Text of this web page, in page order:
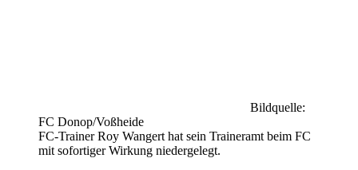
Bildquelle:
FC Donop/Voßheide
FC-Trainer Roy Wangert hat sein Traineramt beim FC
mit sofortiger Wirkung niedergelegt.